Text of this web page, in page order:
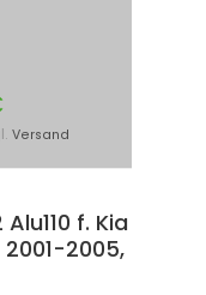
Versand
f. Kia
2001-2005,